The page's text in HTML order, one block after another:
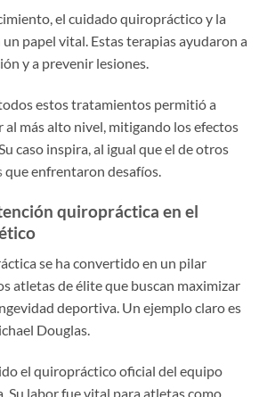
el cuidado quiropráctico y la
papel vital. Estas terapias ayudaron a
y a prevenir lesiones.
estos tratamientos permitió a
al más alto nivel, mitigando los efectos
. Su caso inspira, al igual que el de otros
que enfrentaron desafíos.
quiropráctica en el
se ha convertido en un pilar
atletas de élite que buscan maximizar
deportiva. Un ejemplo claro es
Douglas.
el quiropráctico oficial del equipo
Su labor fue vital para atletas como